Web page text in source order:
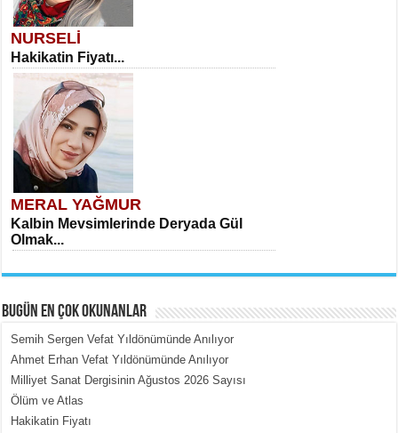
NURSELİ
Hakikatin Fiyatı...
MERAL YAĞMUR
Kalbin Mevsimlerinde Deryada Gül
Olmak...
MEHMET ÇOBAN
İçerdeki Put Dışardaki Maskeler...
BUGÜN EN ÇOK OKUNANLAR
Semih Sergen Vefat Yıldönümünde Anılıyor
Ahmet Erhan Vefat Yıldönümünde Anılıyor
Milliyet Sanat Dergisinin Ağustos 2026 Sayısı
Ölüm ve Atlas
Hakikatin Fiyatı